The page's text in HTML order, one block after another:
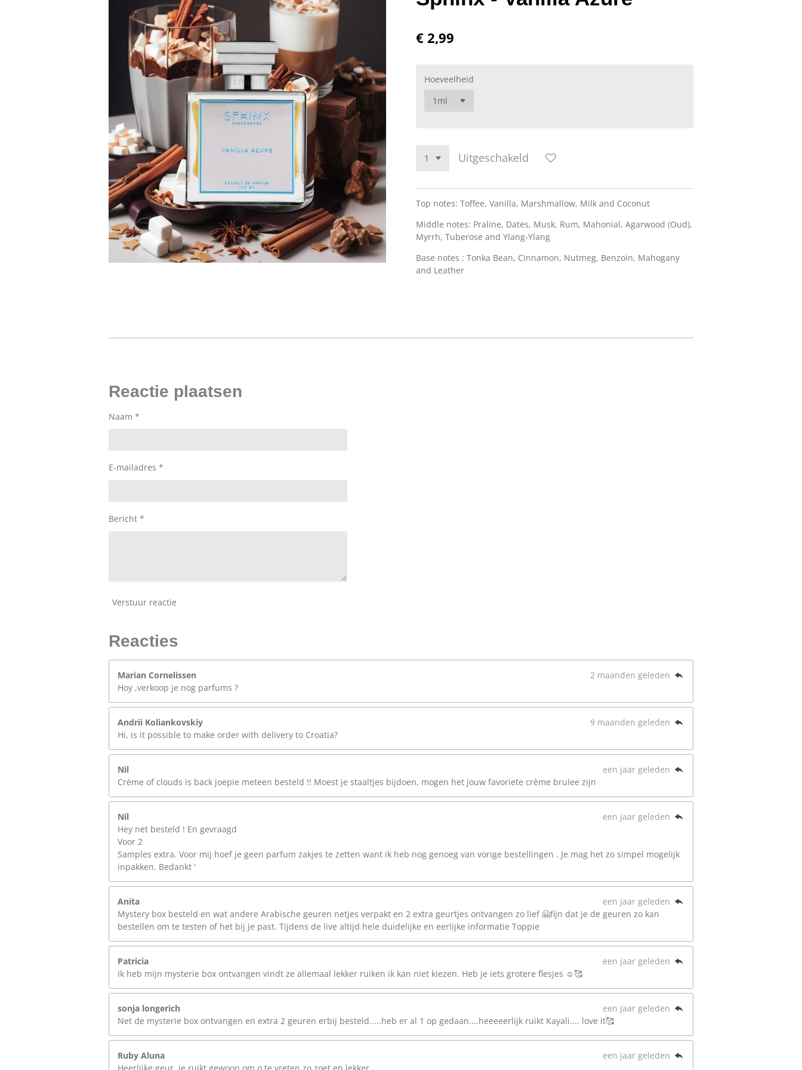
€ 2,99
Hoeveelheid
Uitgeschakeld
Top notes: Toffee, Vanilla, Marshmallow, Milk and Coconut
Middle notes: Praline, Dates, Musk, Rum, Mahonial, Agarwood (Oud),
Myrrh, Tuberose and Ylang-Ylang
Base notes : Tonka Bean, Cinnamon, Nutmeg, Benzoin, Mahogany
and Leather
Reactie plaatsen
Naam *
E-mailadres *
Bericht *
Verstuur reactie
Reacties
Marian Cornelissen
2 maanden geleden
Hoy ,verkoop je nog parfums ?
Andrii Koliankovskiy
9 maanden geleden
Hi, is it possible to make order with delivery to Croatia?
Nil
een jaar geleden
Crème of clouds is back joepie meteen besteld !! Moest je staaltjes bijdoen, mogen het jouw favoriete crème brulee zijn
Nil
een jaar geleden
Hey net besteld ! En gevraagd
Voor 2
Samples extra. Voor mij hoef je geen parfum zakjes te zetten want ik heb nog genoeg van vorige bestellingen . Je mag het zo simpel mogelijk
inpakken. Bedankt '
Anita
een jaar geleden
Mystery box besteld en wat andere Arabische geuren netjes verpakt en 2 extra geurtjes ontvangen zo lief 🤗fijn dat je de geuren zo kan
bestellen om te testen of het bij je past. Tijdens de live altijd hele duidelijke en eerlijke informatie Toppie
Patricia
een jaar geleden
Ik heb mijn mysterie box ontvangen vindt ze allemaal lekker ruiken ik kan niet kiezen. Heb je iets grotere flesjes ☺️🥰
sonja longerich
een jaar geleden
Net de mysterie box ontvangen en extra 2 geuren erbij besteld.....heb er al 1 op gedaan....heeeeerlijk ruikt Kayali.... love it🥰
Ruby Aluna
een jaar geleden